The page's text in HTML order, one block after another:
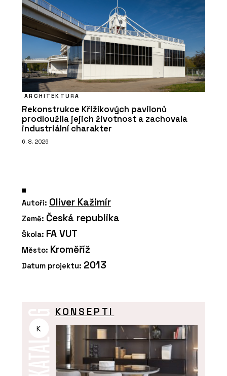
ARCHITEKTURA
Rekonstrukce Křižíkových pavilonů
prodloužila jejich životnost a zachovala
industriální charakter
6. 8. 2026
Autoři: Oliver Kažimír
Země: Česká republika
Škola: FA VUT
Město: Kroměříž
Datum projektu: 2013
K
KONSEPTI